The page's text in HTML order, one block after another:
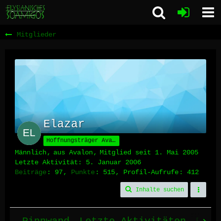
Mitglieder
Elazar
Hoffnungsträger Avalons
Männlich aus Avalon
Mitglied seit 1. Mai 2005
Letzte Aktivität: 5. Januar 2006
Beiträge
97 Punkte 515 Profil-Aufrufe 412
Inhalte suchen